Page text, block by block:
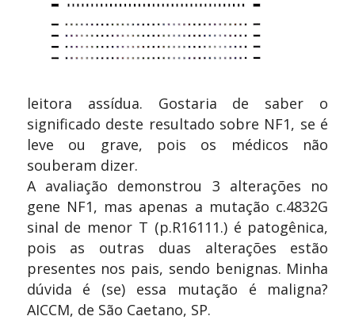
leitora assídua. Gostaria de saber o
significado deste resultado sobre NF1, se é
leve ou grave, pois os médicos não
souberam dizer.
A avaliação demonstrou 3 alterações no
gene NF1, mas apenas a mutação c.4832G
sinal de menor T (p.R16111.) é patogênica,
pois as outras duas alterações estão
presentes nos pais, sendo benignas. Minha
dúvida é (se) essa mutação é maligna?
AICCM, de São Caetano, SP.